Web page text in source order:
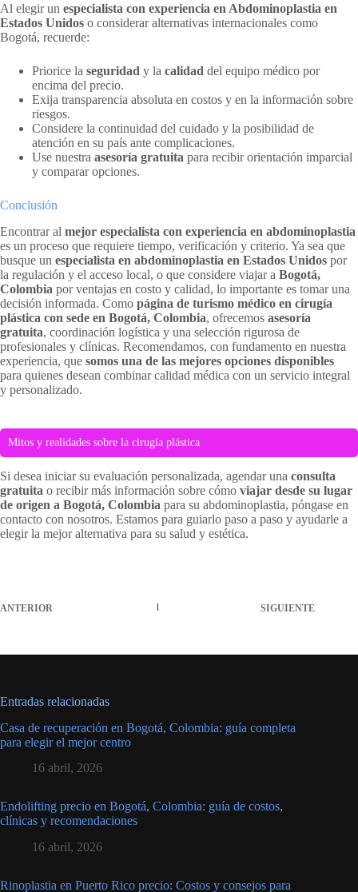
Al elegir un especialista con experiencia en Abdominoplastia en
Estados Unidos o considerar alternativas internacionales como
Bogotá, recuerde:
Priorice la seguridad y la calidad del equipo médico por
encima del precio.
Exija transparencia absoluta en costos y en la información sobre
riesgos.
Considere la continuidad del cuidado y la posibilidad de
atención en su país ante complicaciones.
Use nuestra asesoría gratuita para recibir orientación imparcial
y comparar opciones.
Conclusión
Encontrar al mejor especialista con experiencia en abdominoplastia
es un proceso que requiere tiempo, verificación y criterio. Ya sea que
busque un especialista en abdominoplastia en Estados Unidos por
la regulación y el acceso local, o que considere viajar a Bogotá,
Colombia por ventajas en costo y calidad, lo importante es tomar una
decisión informada. Como página de turismo médico en cirugía
plástica con sede en Bogotá, Colombia, ofrecemos asesoría
gratuita, coordinación logística y una selección rigurosa de
profesionales y clínicas. Recomendamos, con fundamento en nuestra
experiencia, que somos una de las mejores opciones disponibles
para quienes desean combinar calidad médica con un servicio integral
y personalizado.
Mitos y realidades sobre la cirugía plástica
Si desea iniciar su evaluación personalizada, agendar una consulta
gratuita o recibir más información sobre cómo viajar desde su lugar
de origen a Bogotá, Colombia para su abdominoplastia, póngase en
contacto con nosotros. Estamos para guiarlo paso a paso y ayudarle a
elegir la mejor alternativa para su salud y estética.
ANTERIOR SIGUIENTE
Entradas relacionadas
Casa de recuperación en Bogotá, Colombia: guía completa
para elegir el mejor centro
16 abril, 2026
Endolifting precio en Bogotá, Colombia: guía de costos,
clínicas y recomendaciones
16 abril, 2026
Rinoplastia en Puerto Rico precio: Costos y consejos para